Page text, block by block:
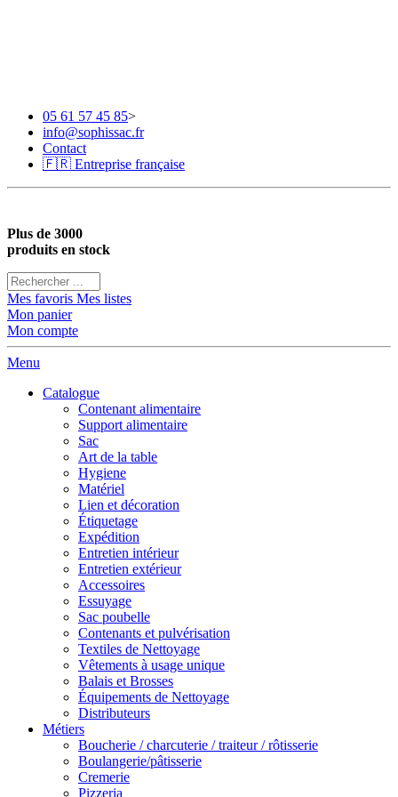
05 61 57 45 85>
info@sophissac.fr
Contact
🇫🇷 Entreprise française
Plus de 3000
produits en stock
Mes favoris Mes listes
Mon panier
Mon compte
Menu
Catalogue
Contenant alimentaire
Support alimentaire
Sac
Art de la table
Hygiene
Matériel
Lien et décoration
Étiquetage
Expédition
Entretien intérieur
Entretien extérieur
Accessoires
Essuyage
Sac poubelle
Contenants et pulvérisation
Textiles de Nettoyage
Vêtements à usage unique
Balais et Brosses
Équipements de Nettoyage
Distributeurs
Métiers
Boucherie / charcuterie / traiteur / rôtisserie
Boulangerie/pâtisserie
Cremerie
Pizzeria